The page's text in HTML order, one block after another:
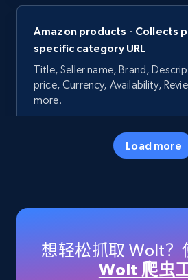
Amazon products - Collects
specific category URL
Title, Seller name, Brand,
price, Currency, Availability,
more.
5.7K+
Title, Seller name, Brand,
price, Currency, Availability,
Load more
想轻松抓取 Wolt？
Wolt 爬虫